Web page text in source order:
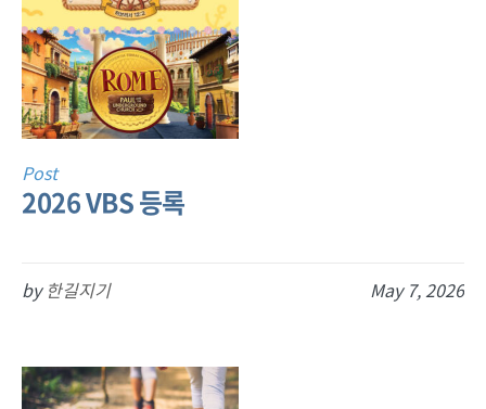
Post
2026 VBS 등록
May 7, 2026
by 한길지기